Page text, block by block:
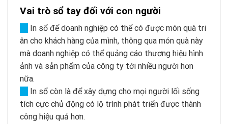
Vai trò sổ tay đối với con người
In sổ để doanh nghiệp có thể có được món quà tri
ân cho khách hàng của mình, thông qua món quà này
mà doanh nghiệp có thể quảng cáo thương hiệu hình
ảnh và sản phẩm của công ty tới nhiều người hơn
nữa.
In sổ còn là để xây dựng cho mọi người lối sống
tích cực chủ động có lộ trình phát triển được thành
công hiệu quả hơn.